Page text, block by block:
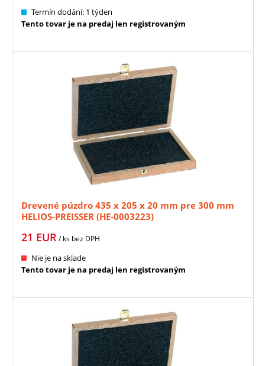
Termín dodání: 1 týden
Tento tovar je na predaj len registrovaným
Drevené púzdro 435 x 205 x 20 mm pre 300 mm
HELIOS-PREISSER (HE-0003223)
21 EUR/ ks bez DPH
Nie je na sklade
Tento tovar je na predaj len registrovaným